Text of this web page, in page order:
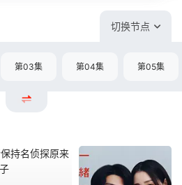
切换节点
第03集 第04集 第05集